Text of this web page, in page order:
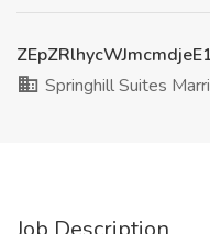
Springhill Suites